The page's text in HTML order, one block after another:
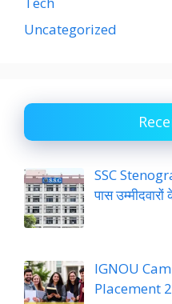
Uncategorized
SSC
पास
IGNOU
Placement